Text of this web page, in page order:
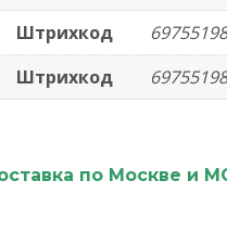
Штрихкод
Штрихкод
по Москве и